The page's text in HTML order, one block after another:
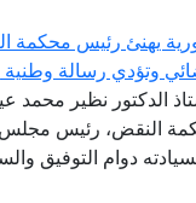
يهنئ رئيس محكمة
وتؤدي رسالة
الدكتور نظير محمد
النقض، رئيس مجلس
دوام التوفيق